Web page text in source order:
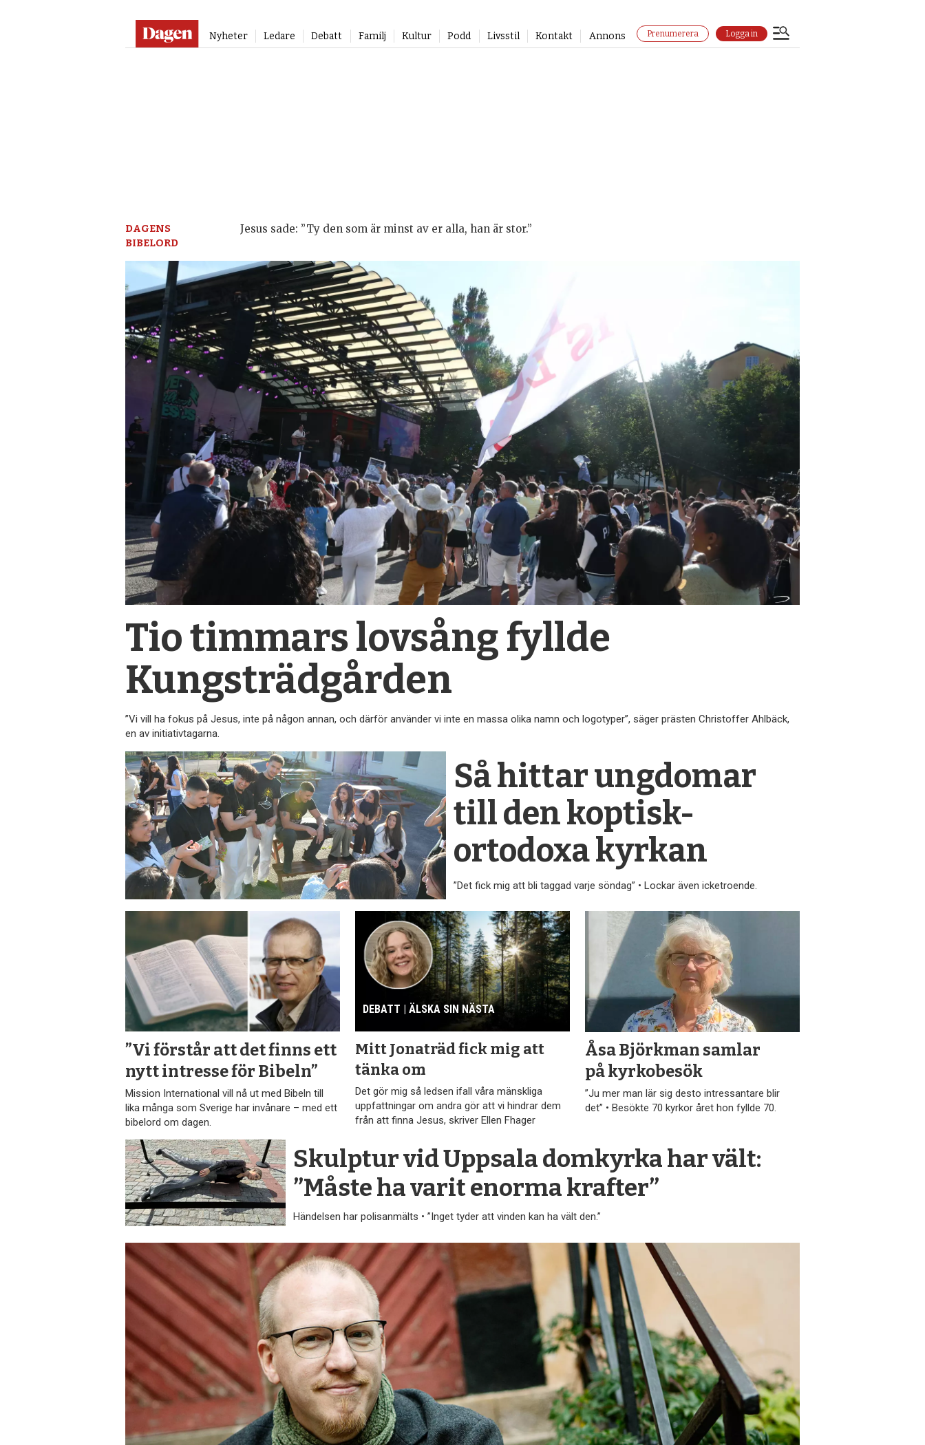
Nyheter Ledare Debatt Familj Kultur Podd Livsstil Kontakt Annons Prenumerera Logga in
DAGENS
BIBELORD
Jesus sade: ”Ty den som är minst av er alla, han är stor.”
Tio timmars lovsång fyllde
Kungsträdgården
”Vi vill ha fokus på Jesus, inte på någon annan, och därför använder vi inte en massa olika namn och logotyper”, säger prästen Christoffer Ahlbäck,
en av initiativtagarna.
Så hittar ungdomar
till den koptisk-
ortodoxa kyrkan
”Det fick mig att bli taggad varje söndag” • Lockar även icketroende.
”Vi förstår att det finns ett
nytt intresse för Bibeln”
Mission International vill nå ut med Bibeln till
lika många som Sverige har invånare – med ett
bibelord om dagen.
DEBATT | ÄLSKA SIN NÄSTA
Mitt Jonaträd fick mig att
tänka om
Det gör mig så ledsen ifall våra mänskliga
uppfattningar om andra gör att vi hindrar dem
från att finna Jesus, skriver Ellen Fhager
Åsa Björkman samlar
på kyrkobesök
”Ju mer man lär sig desto intressantare blir
det” • Besökte 70 kyrkor året hon fyllde 70.
Skulptur vid Uppsala domkyrka har vält:
”Måste ha varit enorma krafter”
Händelsen har polisanmälts • ”Inget tyder att vinden kan ha vält den.”